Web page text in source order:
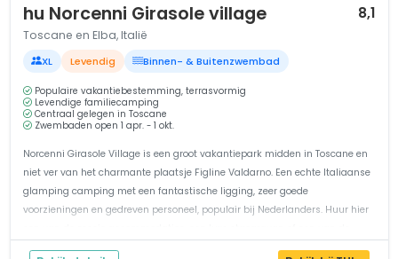
hu Norcenni Girasole village 8,1
Toscane en Elba, Italië
XL Levendig Binnen- & Buitenzwembad
Populaire vakantiebestemming, terrasvormig
Levendige familiecamping
Centraal gelegen in Toscane
Zwembaden open 1 apr. - 1 okt.
Norcenni Girasole Village is een groot vakantiepark midden in Toscane en
niet ver van het charmante plaatsje Figline Valdarno. Een echte Italiaanse
glamping camping met een fantastische ligging, zeer goede
voorzieningen en gedreven personeel, populair bij Nederlanders. Huur hier
comp...